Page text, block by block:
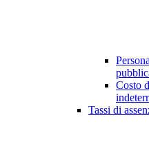
Costo
Tassi di